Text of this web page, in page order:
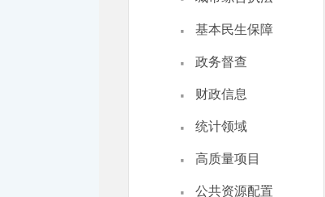
· 基本民生保障
· 政务督查
· 财政信息
· 统计领域
· 高质量项目
公共资源配置